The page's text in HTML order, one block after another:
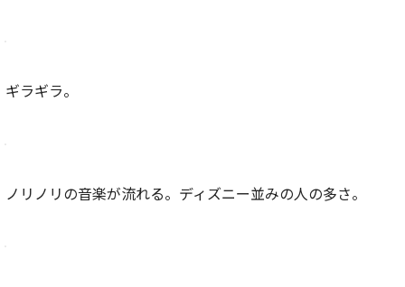
ギラギラ。
ノリノリの音楽が流れる。ディズニー並みの人の多さ。